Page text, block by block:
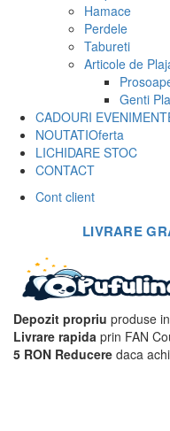
Hamace
Perdele
Tabureti
Articole de
Genti
CADOURI
NOUTATIOferta
LICHIDARE STOC
CONTACT
Cont client
LIVRARE
Depozit propriu produse
Livrare rapida prin FAN
5 RON Reducere daca